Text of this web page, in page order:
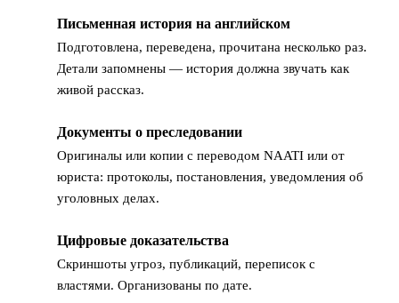
Письменная история на английском
Подготовлена, переведена, прочитана несколько раз.
Детали запомнены — история должна звучать как
живой рассказ.
Документы о преследовании
Оригиналы или копии с переводом NAATI или от
юриста: протоколы, постановления, уведомления об
уголовных делах.
Цифровые доказательства
Скриншоты угроз, публикаций, переписок с
властями. Организованы по дате.